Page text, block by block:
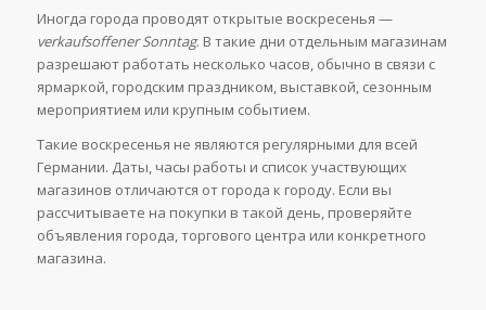
Иногда города проводят открытые воскресенья —
verkaufsoffener Sonntag. В такие дни отдельным магазинам
разрешают работать несколько часов, обычно в связи с
ярмаркой, городским праздником, выставкой, сезонным
мероприятием или крупным событием.
Такие воскресенья не являются регулярными для всей
Германии. Даты, часы работы и список участвующих
магазинов отличаются от города к городу. Если вы
рассчитываете на покупки в такой день, проверяйте
объявления города, торгового центра или конкретного
магазина.